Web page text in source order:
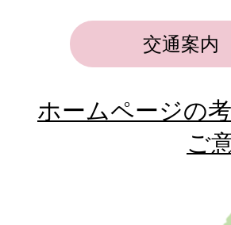
交通案内
ホームページの
ご